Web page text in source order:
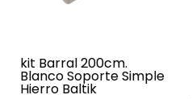
kit Barral 200cm.
Blanco Soporte Simple
Hierro Baltik